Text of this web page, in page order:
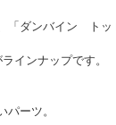
「ダンバイン トッ
インナップです。
ーツ。